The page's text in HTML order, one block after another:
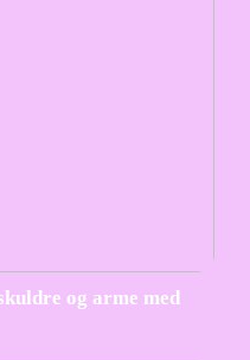
og arme med